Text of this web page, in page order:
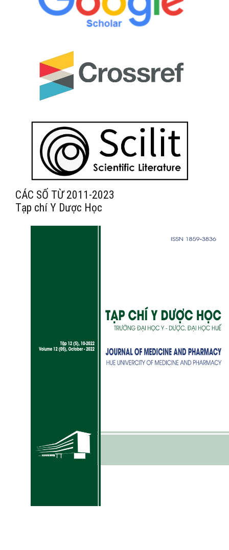
CÁC SỐ TỪ 2011-2023
Tạp chí Y Dược Học